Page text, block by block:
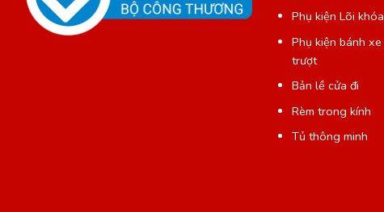
Phụ kiện Lõi
Phụ kiện bánh xe
trượt
Bản lề cửa đi
Rèm trong kính
Tủ thông minh